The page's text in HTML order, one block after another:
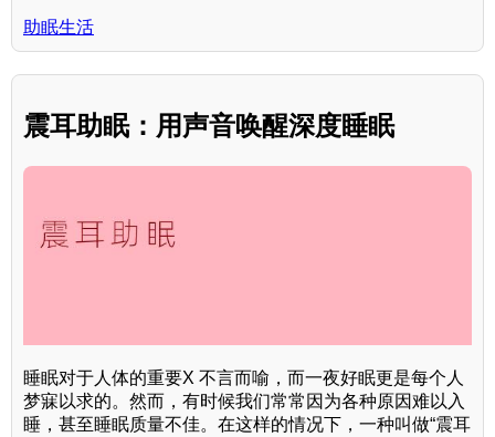
助眠生活
震耳助眠：用声音唤醒深度睡眠
睡眠对于人体的重要X 不言而喻，而一夜好眠更是每个人
梦寐以求的。然而，有时候我们常常因为各种原因难以入
睡，甚至睡眠质量不佳。在这样的情况下，一种叫做“震耳